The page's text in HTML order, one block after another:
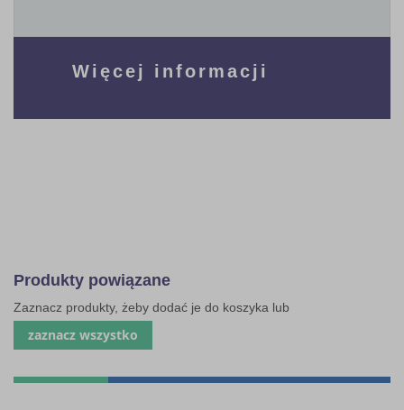
Więcej informacji
Produkty powiązane
Zaznacz produkty, żeby dodać je do koszyka lub
zaznacz wszystko